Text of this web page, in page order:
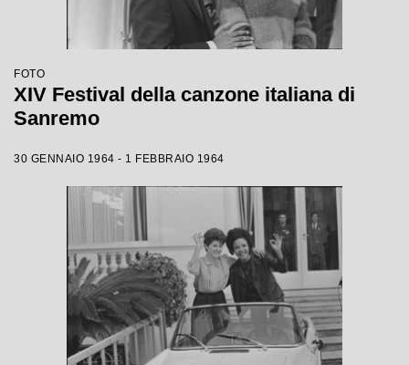
FOTO
XIV Festival della canzone italiana di
Sanremo
30 GENNAIO 1964 - 1 FEBBRAIO 1964